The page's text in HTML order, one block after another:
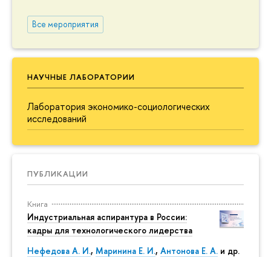
Все мероприятия
НАУЧНЫЕ ЛАБОРАТОРИИ
Лаборатория экономико-социологических
исследований
ПУБЛИКАЦИИ
Книга
Индустриальная аспирантура в России:
кадры для технологического лидерства
Нефедова А. И., Маринина Е. И., Антонова Е. А. и др.